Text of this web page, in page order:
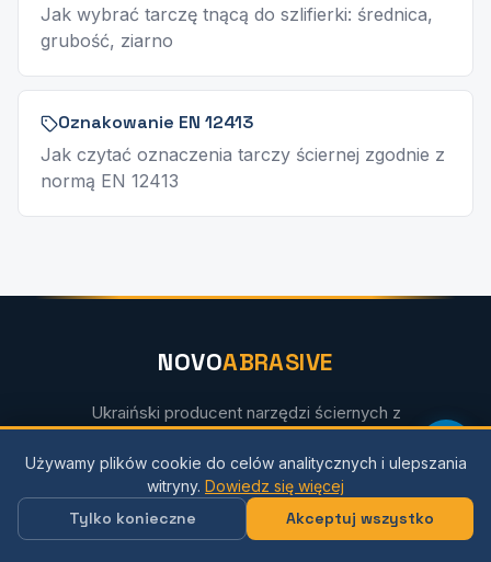
Jak wybrać tarczę tnącą do szlifierki: średnica,
grubość, ziarno
Oznakowanie EN 12413
Jak czytać oznaczenia tarczy ściernej zgodnie z
normą EN 12413
NOVOABRASIVE
Ukraiński producent narzędzi ściernych z
35 krajów na całym świecie.
Morski Obszar Ochrony Przyrody ISO 9001
Używamy plików cookie do celów analitycznych i ulepszania
witryny. Dowiedz się więcej
Tylko konieczne Akceptuj wszystko